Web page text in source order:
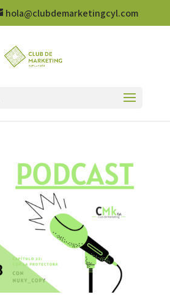
hola@clubdemarketingcyl.com